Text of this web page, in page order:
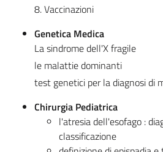
8. Vaccinazioni
Genetica Medica
La sindrome dell'X fragile
le malattie dominanti
test genetici per la diagnosi di
Chirurgia Pediatrica
l'atresia dell'esofago :
classificazione